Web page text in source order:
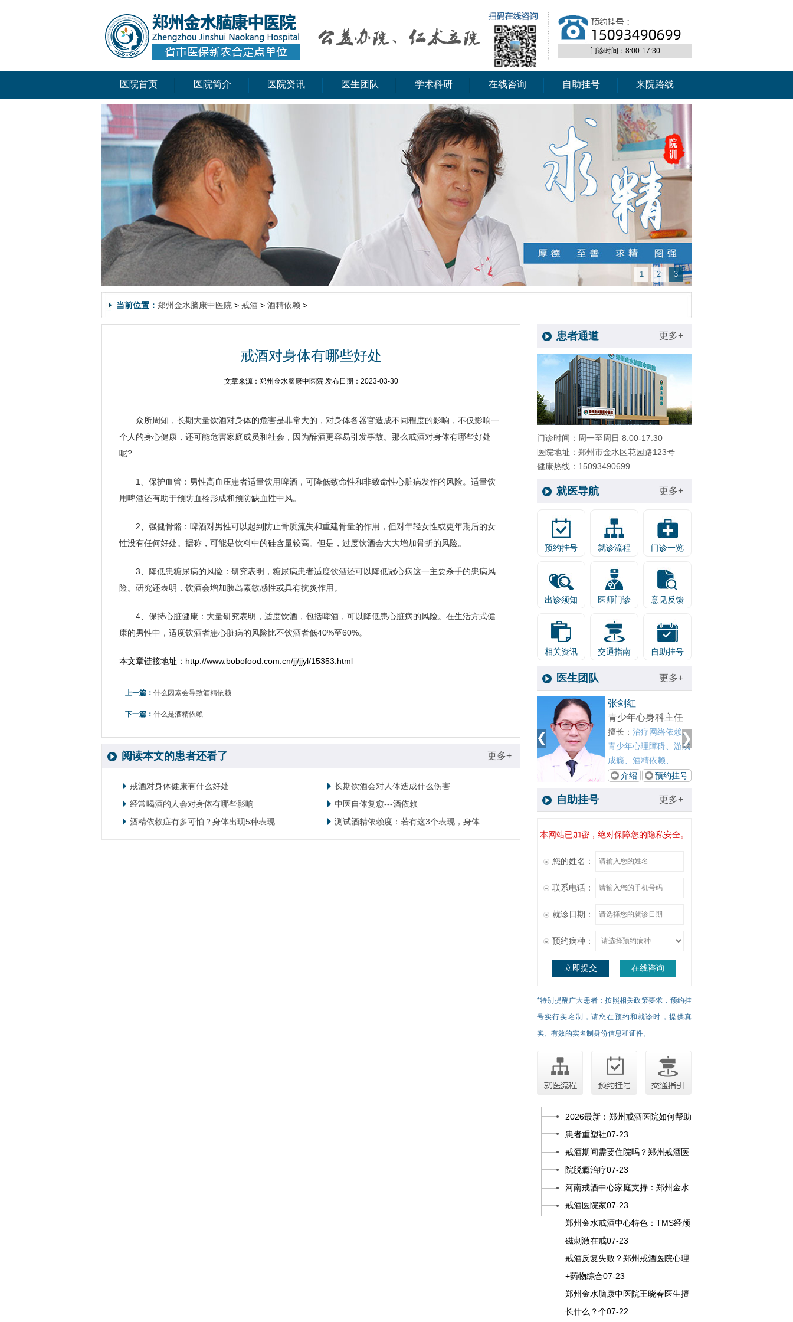
门诊时间：8:00-17:30
医院首页 医院简介 医院资讯 医生团队 学术科研 在线咨询 自助挂号 来院路线
1 2 3
当前位置： 郑州金水脑康中医院 > 戒酒 > 酒精依赖 >
戒酒对身体有哪些好处
文章来源：郑州金水脑康中医院 发布日期：2023-03-30
众所周知，长期大量饮酒对身体的危害是非常大的，对身体各器官造成不同程度的影响，不仅影响一
个人的身心健康，还可能危害家庭成员和社会，因为醉酒更容易引发事故。那么戒酒对身体有哪些好处
呢?
1、保护血管：男性高血压患者适量饮用啤酒，可降低致命性和非致命性心脏病发作的风险。适量饮
用啤酒还有助于预防血栓形成和预防缺血性中风。
2、强健骨骼：啤酒对男性可以起到防止骨质流失和重建骨量的作用，但对年轻女性或更年期后的女
性没有任何好处。据称，可能是饮料中的硅含量较高。但是，过度饮酒会大大增加骨折的风险。
3、降低患糖尿病的风险：研究表明，糖尿病患者适度饮酒还可以降低冠心病这一主要杀手的患病风
险。研究还表明，饮酒会增加胰岛素敏感性或具有抗炎作用。
4、保持心脏健康：大量研究表明，适度饮酒，包括啤酒，可以降低患心脏病的风险。在生活方式健
康的男性中，适度饮酒者患心脏病的风险比不饮酒者低40%至60%。
本文章链接地址： http://www.bobofood.com.cn/jj/jjyl/15353.html
上一篇： 什么因素会导致酒精依赖
下一篇： 什么是酒精依赖
阅读本文的患者还看了 更多+
戒酒对身体健康有什么好处
长期饮酒会对人体造成什么伤害
经常喝酒的人会对身体有哪些影响
中医自体复愈---酒依赖
酒精依赖症有多可怕？身体出现5种表现
测试酒精依赖度：若有这3个表现，身体
患者通道 更多+
门诊时间：周一至周日 8:00-17:30
医院地址：郑州市金水区花园路123号
健康热线：15093490699
就医导航 更多+
预约挂号 就诊流程 门诊一览
出诊须知 医师门诊 意见反馈
相关资讯 交通指南 自助挂号
医生团队 更多+
青少年心理障碍、游戏
赖、网瘾、酒瘾、酒精
依赖以及酒精所致精...
张剑红
青少年心身科主任
擅长： 治疗网络依赖、
青少年心理障碍、游戏
成瘾、酒精依赖、...
介绍
预约挂号
自助挂号 更多+
本网站已加密，绝对保障您的隐私安全。
您的姓名：
联系电话：
就诊日期：
预约病种：
立即提交 在线咨询
*特别提醒广大患者：按照相关政策要求，预约挂
号实行实名制，请您在预约和就诊时，提供真
实、有效的实名制身份信息和证件。
2026最新：郑州戒酒医院如何帮助
患者重塑社07-23
戒酒期间需要住院吗？郑州戒酒医
院脱瘾治疗07-23
河南戒酒中心家庭支持：郑州金水
戒酒医院家07-23
郑州金水戒酒中心特色：TMS经颅
磁刺激在戒07-23
戒酒反复失败？郑州戒酒医院心理
+药物综合07-23
郑州金水脑康中医院王晓春医生擅
长什么？个07-22